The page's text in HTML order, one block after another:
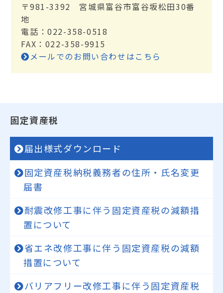
〒981-3392 宮城県富谷市富谷坂松田30番
地
電話：022-358-0518
FAX：022-358-9915
メールでのお問い合わせはこちら
固定資産税
届出様式ダウンロード
固定資産税納税義務者の住所・氏名変更
届書
耐震改修工事に伴う固定資産税の減額措
置について
省エネ改修工事に伴う固定資産税の減額
措置について
バリアフリー改修工事に伴う固定資産税